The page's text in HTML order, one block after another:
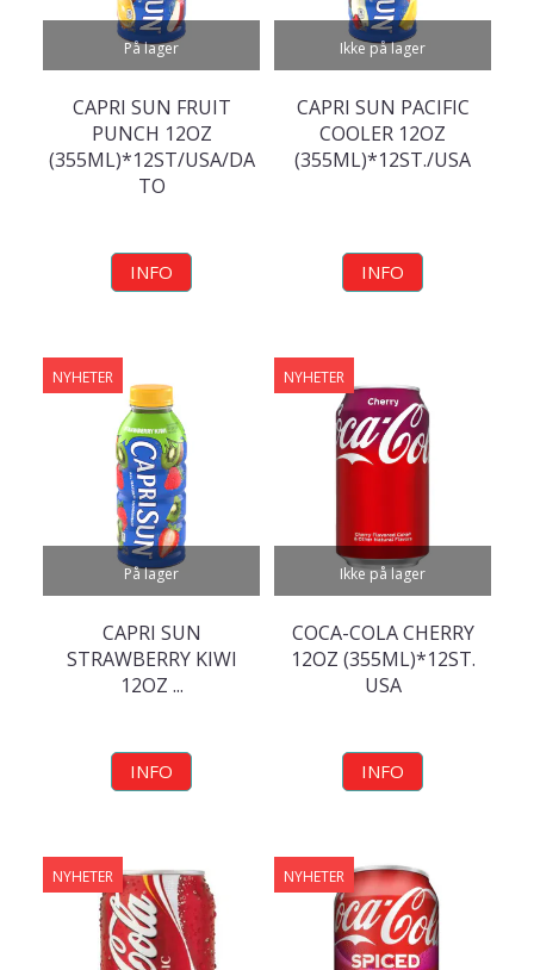
På lager
CAPRI SUN FRUIT
PUNCH 12OZ
(355ML)*12ST/USA/DA
TO
INFO
Ikke på lager
CAPRI SUN PACIFIC
COOLER 12OZ
(355ML)*12ST./USA
INFO
På lager
NYHETER
CAPRI SUN
STRAWBERRY KIWI
12OZ ...
INFO
Ikke på lager
NYHETER
COCA-COLA CHERRY
12OZ (355ML)*12ST.
USA
INFO
NYHETER NYHETER